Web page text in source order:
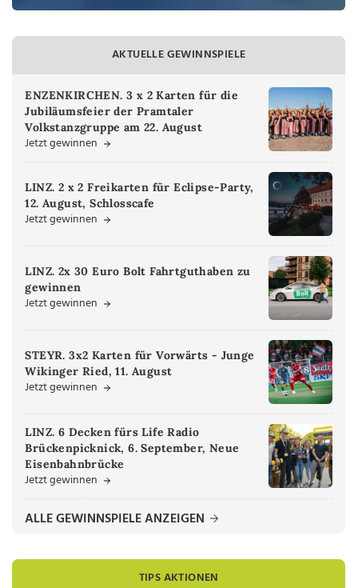
AKTUELLE GEWINNSPIELE
ENZENKIRCHEN. 3 x 2 Karten für die
Jubiläumsfeier der Pramtaler
Volkstanzgruppe am 22. August
Jetzt gewinnen
LINZ. 2 x 2 Freikarten für Eclipse-Party,
12. August, Schlosscafe
Jetzt gewinnen
LINZ. 2x 30 Euro Bolt Fahrtguthaben zu
gewinnen
Jetzt gewinnen
STEYR. 3x2 Karten für Vorwärts - Junge
Wikinger Ried, 11. August
Jetzt gewinnen
LINZ. 6 Decken fürs Life Radio
Brückenpicknick, 6. September, Neue
Eisenbahnbrücke
Jetzt gewinnen
ALLE GEWINNSPIELE ANZEIGEN
TIPS AKTIONEN